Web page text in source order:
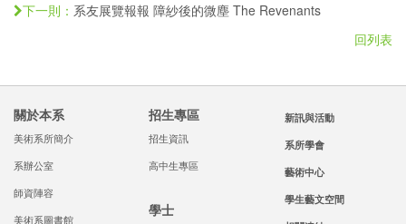
下一則： 系友展覽報報 障紗後的微塵 The Revenants
回列表
關於本系
美術系所簡介
系辦公室
師資陣容
美術系圖書館
招生專區
招生資訊
高中生專區
學士
新訊與活動
系所學會
藝術中心
學生藝文空間